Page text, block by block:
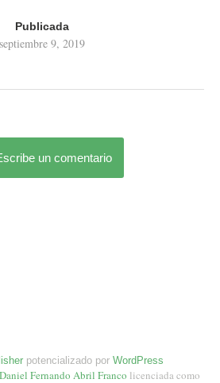
Publicada
septiembre 9, 2019
un comentario
potencializado por WordPress
Daniel Fernando Abril Franco licenciada como